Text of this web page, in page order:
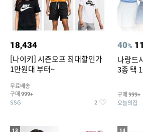
18,434
[나이키] 시즌오프 최대할인가
1만원대 부터~
무료배송
구매 999+
SSG 2
40%
나랑드
3종 택
구매 999+
오늘의집
13 14